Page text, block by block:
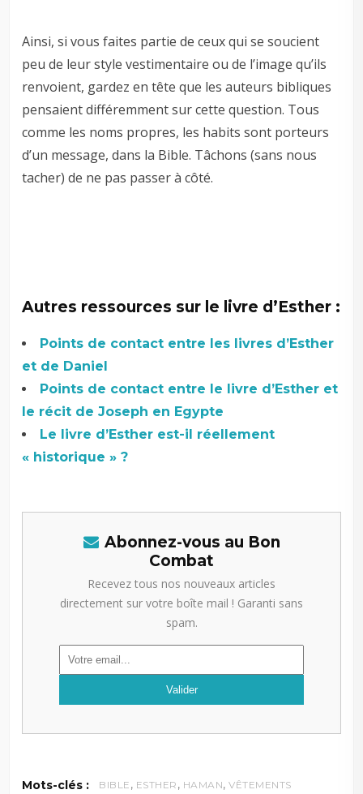
Ainsi, si vous faites partie de ceux qui se soucient
peu de leur style vestimentaire ou de l’image qu’ils
renvoient, gardez en tête que les auteurs bibliques
pensaient différemment sur cette question. Tous
comme les noms propres, les habits sont porteurs
d’un message, dans la Bible. Tâchons (sans nous
tacher) de ne pas passer à côté.
Autres ressources sur le livre d’Esther :
Points de contact entre les livres d’Esther
et de Daniel
Points de contact entre le livre d’Esther et
le récit de Joseph en Egypte
Le livre d’Esther est-il réellement
« historique » ?
Abonnez-vous au Bon
Combat
Recevez tous nos nouveaux articles
directement sur votre boîte mail ! Garanti sans
spam.
Mots-clés : BIBLE , ESTHER , HAMAN,VÊTEMENTS